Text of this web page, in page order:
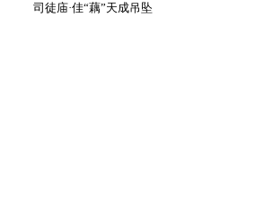
司徒庙·佳“藕”天成吊坠